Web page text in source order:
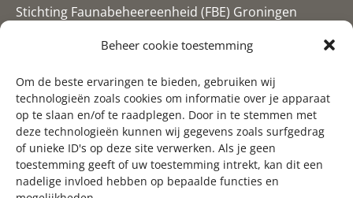
Beheer cookie toestemming
Om de beste ervaringen te bieden, gebruiken wij
technologieën zoals cookies om informatie over je apparaat
op te slaan en/of te raadplegen. Door in te stemmen met
deze technologieën kunnen wij gegevens zoals surfgedrag
of unieke ID's op deze site verwerken. Als je geen
toestemming geeft of uw toestemming intrekt, kan dit een
nadelige invloed hebben op bepaalde functies en
Stichting Faunabeheereenheid (FBE) Groningen
info@fbegroningen.nl